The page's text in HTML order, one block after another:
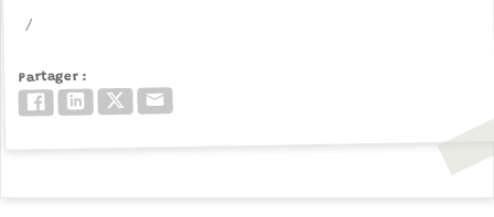
Partager
FacebookLinkedInTwitter/X